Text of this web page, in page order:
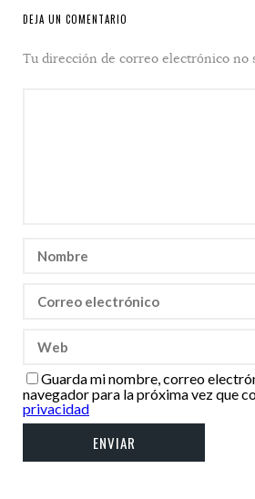
DEJA UN COMENTARIO
Tu dirección de correo electrónico no
Guarda mi nombre, correo
navegador para la próxima vez que
privacidad